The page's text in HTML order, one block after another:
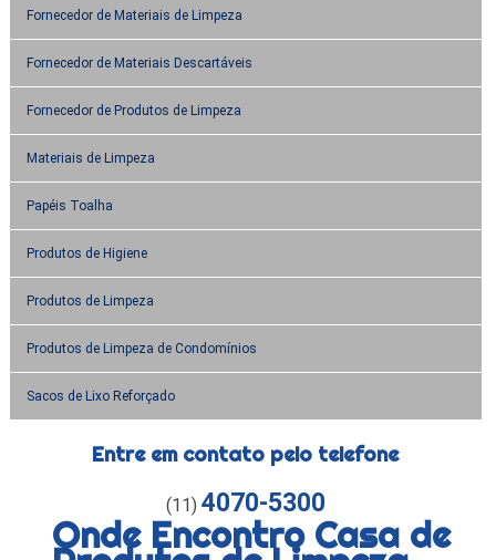
Fornecedor de Materiais de Limpeza
Fornecedor de Materiais Descartáveis
Fornecedor de Produtos de Limpeza
Materiais de Limpeza
Papéis Toalha
Produtos de Higiene
Produtos de Limpeza
Produtos de Limpeza de Condomínios
Sacos de Lixo Reforçado
Entre em contato pelo telefone
(11) 4070-5300
Onde Encontro Casa de